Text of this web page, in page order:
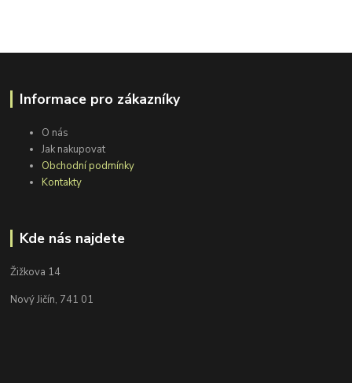
Informace pro zákazníky
O nás
Jak nakupovat
Obchodní podmínky
Kontakty
Kde nás najdete
Žižkova 14
Nový Jičín, 741 01